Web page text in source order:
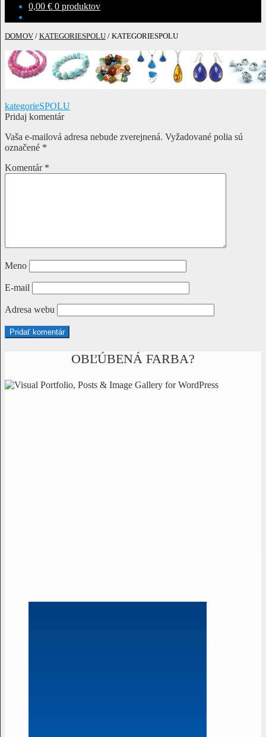
0,00 € 0 produktov
DOMOV / KATEGORIESPOLU / KATEGORIESPOLU
Navigácia
v
článku
Predchádzajúci
článok:
kategorieSPOLU
Pridaj komentár
Vaša e-mailová adresa nebude zverejnená. Vyžadované polia sú
označené *
Komentár *
Meno
E-mail
Adresa webu
OBĽÚBENÁ FARBA?